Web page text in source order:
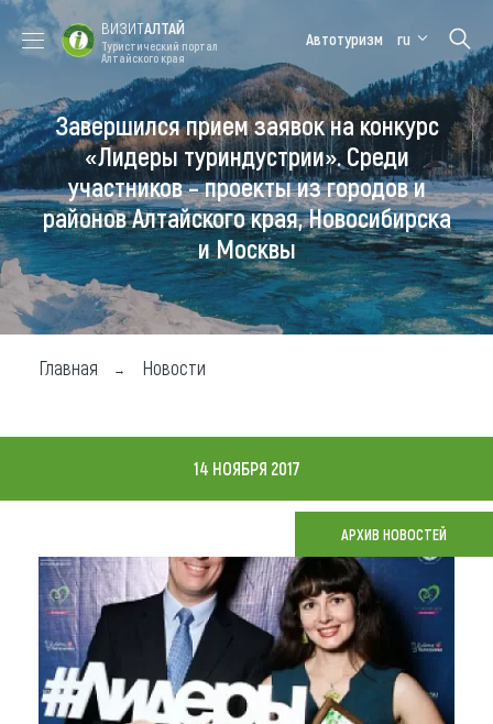
Форум VISIT
ALTAI
Цветение
маральника
Медицинский
форум
Алтайская
зимовка
Туры
Где побывать
Чем заняться
Где остановиться
Карта
О регионе
Коллекция впечатлений
Другие рубрики
ВИЗИТАЛТАЙ
Туристический портал
Алтайского края
Автотуризм ru
Завершился прием заявок на конкурс
«Лидеры туриндустрии». Среди
участников – проекты из городов и
районов Алтайского края, Новосибирска
и Москвы
Главная Новости
14 НОЯБРЯ 2017
АРХИВ НОВОСТЕЙ